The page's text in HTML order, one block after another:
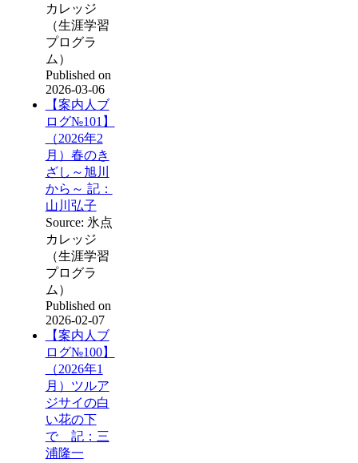
カレッジ
（生涯学習
プログラ
ム）
Published on
2026-03-06
【案内人ブ
ログ№101】
（2026年2
月）春のき
ざし～旭川
から～ 記：
山川弘子
Source: 氷点
カレッジ
（生涯学習
プログラ
ム）
Published on
2026-02-07
【案内人ブ
ログ№100】
（2026年1
月）ツルア
ジサイの白
い花の下
で 記：三
浦隆一